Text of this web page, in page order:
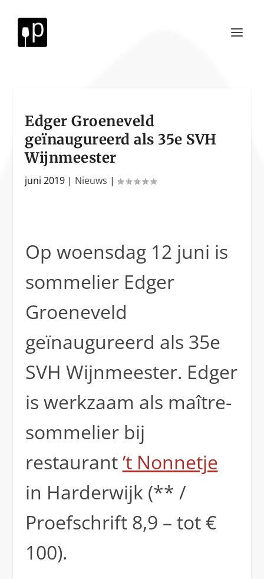
Edger Groeneveld
geïnaugureerd als 35e SVH
Wijnmeester
juni 2019 | Nieuws |
Op woensdag 12 juni is
sommelier Edger
Groeneveld
geïnaugureerd als 35e
SVH Wijnmeester. Edger
is werkzaam als maître-
sommelier bij
restaurant’t Nonnetje
in Harderwijk (** /
Proefschrift 8,9 – tot €
100).